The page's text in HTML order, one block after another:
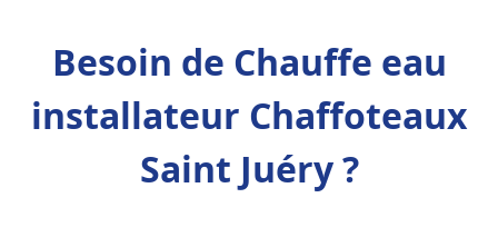
Besoin de Chauffe eau
installateur Chaffoteaux
Saint Juéry ?